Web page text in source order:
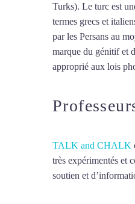
Turks). Le turc est
termes grecs et
par les Persans au
marque du génitif et
approprié aux lois
TALK and CHALK
très expérimentés et
soutien et